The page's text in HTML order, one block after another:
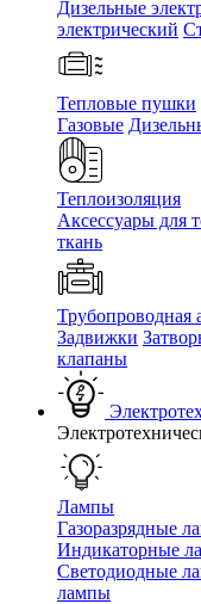
Дизельные
электрический
Тепловые пушки
Газовые
Теплоизоляция
Аксессуары для
ткань
Трубопроводная
Задвижки
клапаны
Лампы
Газоразрядные
Индикаторные
Светодиодные
лампы